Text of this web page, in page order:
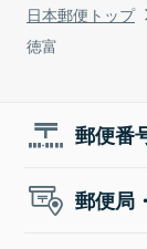
日本郵便トップ
徳富
郵便番
郵便局